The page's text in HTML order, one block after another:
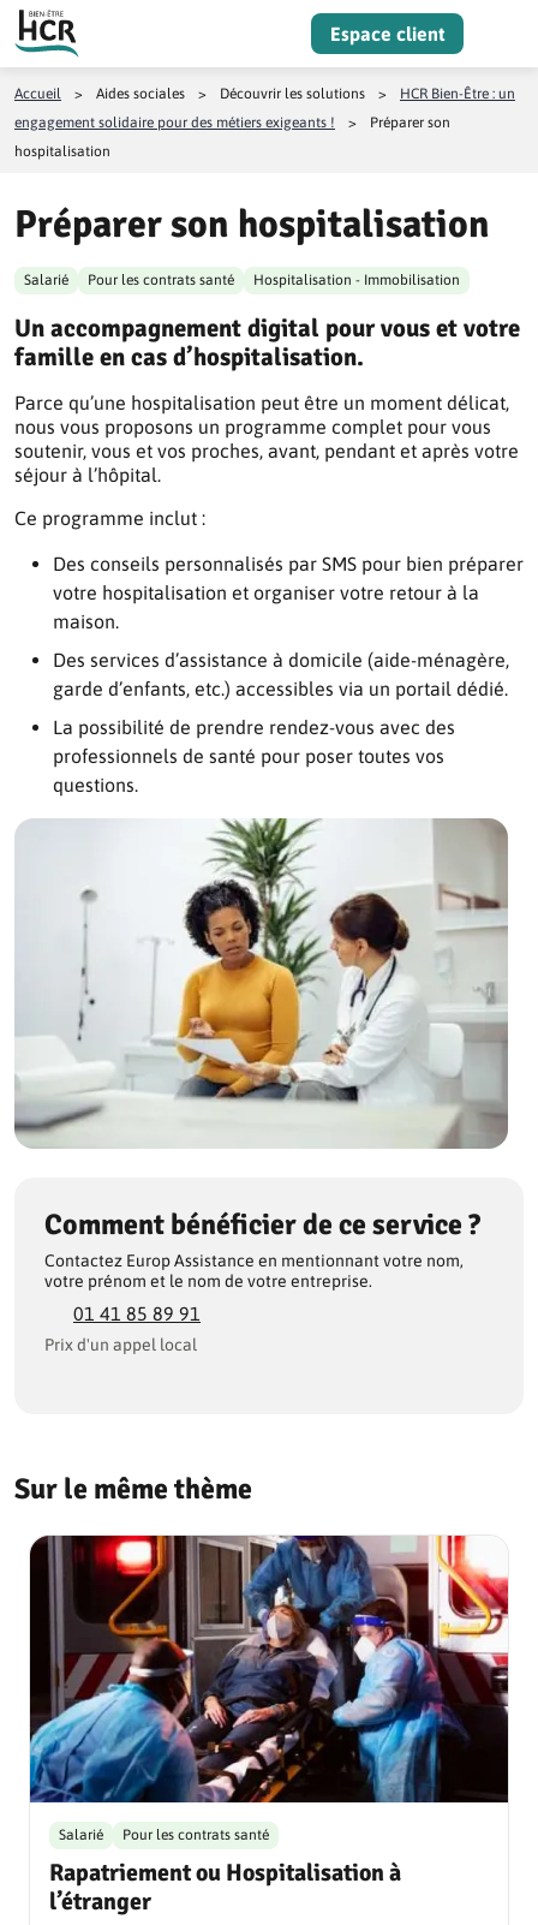
Aller au contenu
Espace client
Accueil > Aides sociales > Découvrir les solutions >
HCR Bien-Être : un
engagement solidaire pour des métiers exigeants !
>
Préparer son
hospitalisation
Préparer son hospitalisation
Salarié Pour les contrats santé Hospitalisation - Immobilisation
Un accompagnement digital pour vous et votre
famille en cas d’hospitalisation.
Parce qu’une hospitalisation peut être un moment délicat,
nous vous proposons un programme complet pour vous
soutenir, vous et vos proches, avant, pendant et après votre
séjour à l’hôpital.
Ce programme inclut :
Des conseils personnalisés par SMS pour bien préparer
votre hospitalisation et organiser votre retour à la
maison.
Des services d’assistance à domicile (aide-ménagère,
garde d’enfants, etc.) accessibles via un portail dédié.
La possibilité de prendre rendez-vous avec des
professionnels de santé pour poser toutes vos
questions.
Comment bénéficier de ce service ?
Contactez Europ Assistance en mentionnant votre nom,
votre prénom et le nom de votre entreprise.
01 41 85 89 91
Prix d'un appel local
Sur le même thème
Rapatriement ou Hospitalisation à
l’étranger
Salarié Pour les contrats santé